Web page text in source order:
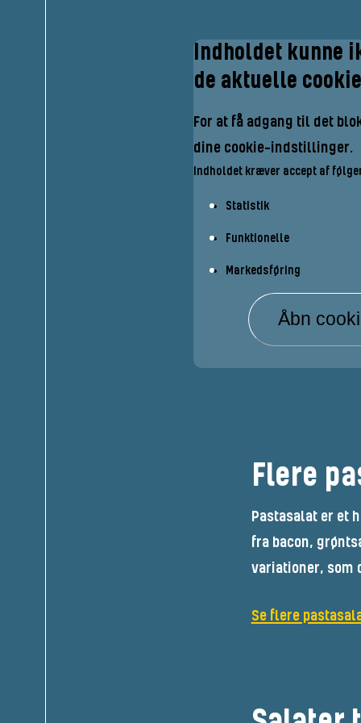
Indholdet kunne
de aktuelle
For at få adgang til det
dine cookie-indstillinger.
Indholdet kræver accept af
Statistik
Funktionelle
Markedsføring
Åbn
Flere
Pastasalat er et
fra bacon,
variationer, som
Se flere